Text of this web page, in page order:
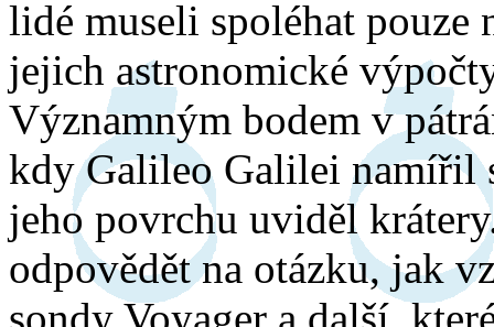
lidé museli spoléhat pouze
jejich astronomické
Významným bodem v
kdy Galileo Galilei namířil
jeho povrchu uviděl
odpovědět na otázku, jak
sondy Voyager a další,